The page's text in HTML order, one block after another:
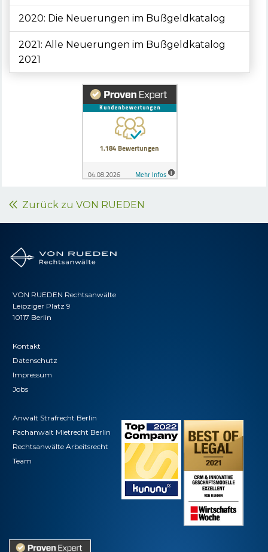
2020: Die Neuerungen im Bußgeldkatalog
2021: Alle Neuerungen im Bußgeldkatalog
2021
Zurück zu VON RUEDEN
VON RUEDEN Rechtsanwälte
Leipziger Platz 9
10117 Berlin
Kontakt
Datenschutz
Impressum
Jobs
Anwalt Strafrecht Berlin
Fachanwalt Mietrecht Berlin
Rechtsanwälte Arbeitsrecht
Team